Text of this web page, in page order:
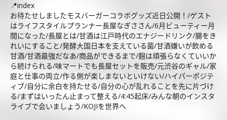
📍index
お待たせしましたモスバーガーコラボグッズ近日公開！/ゲスト
はライフスタイルプランナー長屋なぎささん/6月ビューティー月
間になった/長屋とは/甘酒は江戸時代のエナジードリンク/腸をき
れいにすること/発酵大国日本を支えている菌/甘酒嫌いが飲める
甘酒/甘酒最強だなあ/商品ができるまで/麹は頑張らなくていいか
ら続けられる/味マートでも長屋セットを販売/元渋谷のギャル/家
庭と仕事の両立/作る側が楽しまないといけない/ハイパーポジテ
ィブ/自分に余白を持たせる/自分の心が乱れることを先に片づけ
る/まずはいったん止まって整える/4:45起床/みんな朝のインスタ
ライブで会いましょう/KOJIを世界へ